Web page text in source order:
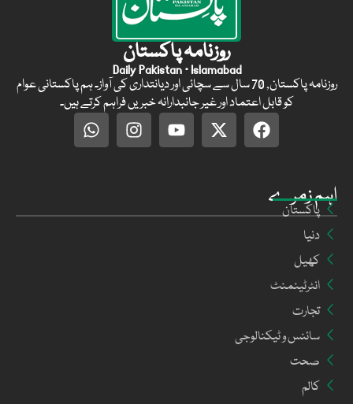
اہم زمرے
پاکستان
دنیا
کھیل
انٹرٹینمنٹ
تجارت
سائنس و ٹیکنالوجی
صحت
کالم
روزنامہ پاکستان
Daily Pakistan · Islamabad
روزنامہ پاکستان, 70 سال سے سچائی اور دیانتداری کی آواز۔ ہم پاکستانی عوام
کو قابل اعتماد اور غیر جانبدارانہ خبریں فراہم کرتے ہیں۔